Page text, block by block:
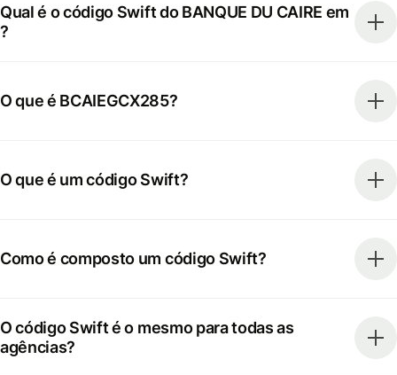
Qual é o código Swift do BANQUE DU CAIRE em
?
O que é BCAIEGCX285?
O que é um código Swift?
Como é composto um código Swift?
O código Swift é o mesmo para todas as
agências?